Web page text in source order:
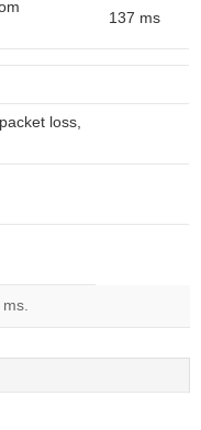
137 ms
loss,